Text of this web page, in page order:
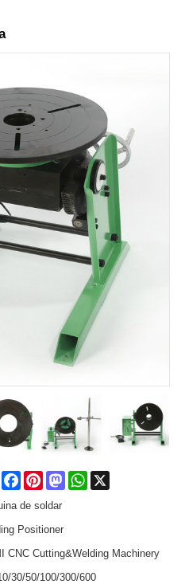
Share FacebookPinterestMastodonWhatsApp
de soldar
Positioner
CNC Cutting&Welding Machinery
30/50/100/300/600